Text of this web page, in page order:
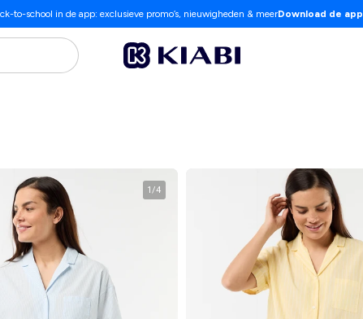
to-school in de app: exclusieve promo’s, nieuwigheden & meerDownload de app
1/4